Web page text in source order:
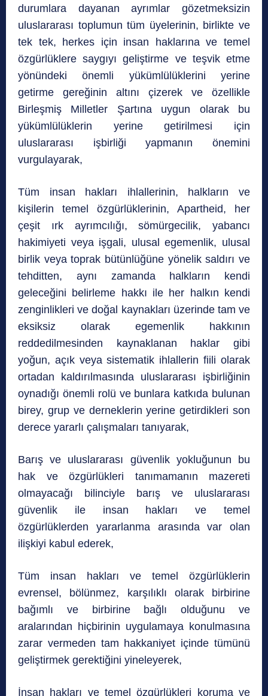
durumlara dayanan ayrımlar gözetmeksizin
uluslararası toplumun tüm üyelerinin, birlikte ve
tek tek, herkes için insan haklarına ve temel
özgürlüklere saygıyı geliştirme ve teşvik etme
yönündeki önemli yükümlülüklerini yerine
getirme gereğinin altını çizerek ve özellikle
Birleşmiş Milletler Şartına uygun olarak bu
yükümlülüklerin yerine getirilmesi için
uluslararası işbirliği yapmanın önemini
vurgulayarak,
Tüm insan hakları ihlallerinin, halkların ve
kişilerin temel özgürlüklerinin, Apartheid, her
çeşit ırk ayrımcılığı, sömürgecilik, yabancı
hakimiyeti veya işgali, ulusal egemenlik, ulusal
birlik veya toprak bütünlüğüne yönelik saldırı ve
tehditten, aynı zamanda halkların kendi
geleceğini belirleme hakkı ile her halkın kendi
zenginlikleri ve doğal kaynakları üzerinde tam ve
eksiksiz olarak egemenlik hakkının
reddedilmesinden kaynaklanan haklar gibi
yoğun, açık veya sistematik ihlallerin fiili olarak
ortadan kaldırılmasında uluslararası işbirliğinin
oynadığı önemli rolü ve bunlara katkıda bulunan
birey, grup ve derneklerin yerine getirdikleri son
derece yararlı çalışmaları tanıyarak,
Barış ve uluslararası güvenlik yokluğunun bu
hak ve özgürlükleri tanımamanın mazereti
olmayacağı bilinciyle barış ve uluslararası
güvenlik ile insan hakları ve temel
özgürlüklerden yararlanma arasında var olan
ilişkiyi kabul ederek,
Tüm insan hakları ve temel özgürlüklerin
evrensel, bölünmez, karşılıklı olarak birbirine
bağımlı ve birbirine bağlı olduğunu ve
aralarından hiçbirinin uygulamaya konulmasına
zarar vermeden tam hakkaniyet içinde tümünü
geliştirmek gerektiğini yineleyerek,
İnsan hakları ve temel özgürlükleri koruma ve